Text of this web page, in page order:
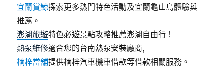
宜蘭賞鯨探索更多熱門特色活動及宜蘭龜山島體驗與
推薦。
澎湖旅遊特色必遊景點攻略推薦澎湖自由行！
熱泵維修適合您的台南熱泵安裝廠商,
楠梓當舖提供楠梓汽車機車借款等借款相關服務。